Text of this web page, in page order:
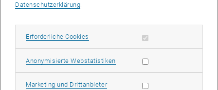
_blank>ubook.at.
u:book Roadshow an der TU Wien
Die angebotenen Modelle können an der TU Wien im Rahmen der
u:book Roadshow am 10. und 11. Oktober 2016 von 10:00 bis 16:00
Uhr im Freihaus (1. Stock, gelber Bereich, vor dem Mensaeingang)
besichtigt werden.
Datenschutzerklärung
Erforderliche Cookies Erforderliche Cookies zulassen
Anonymisierte WebstatistikenStatistik Cookies zulassen
Marketing und DrittanbieterMarketing Cookies zulassen